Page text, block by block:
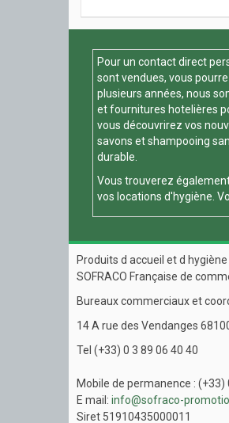
Pour un contact direct
sont vendues, vous
plusieurs années, nous
et fournitures hotelières
vous découvrirez vos
savons et shampooing
durable.
Vous trouverez
vos locations d'hygiène.
Produits d accueil et d
SOFRACO Française de
Bureaux commerciaux et
14 A rue des Vendanges
Tel (+33) 0 3 89 06 40 40
Mobile de permanence : (+33)
E mail: info@sofraco-
Siret 51910435000011